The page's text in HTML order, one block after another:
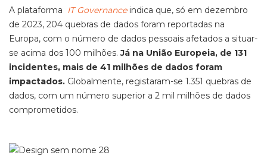
A plataforma IT Governanceindica que, só em dezembro
de 2023, 204 quebras de dados foram reportadas na
Europa, com o número de dados pessoais afetados a situar-
se acima dos 100 milhões.Já na União Europeia, de 131
incidentes, mais de 41 milhões de dados foram
impactados. Globalmente, registaram-se 1.351 quebras de
dados, com um número superior a 2 mil milhões de dados
comprometidos.